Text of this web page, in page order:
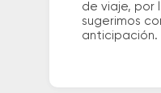
de viaje, por
sugerimos
anticipación.